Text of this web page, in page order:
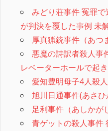
みどり荘事件 冤罪
が判決を覆した事例 未
厚真猟銃事件（あつ
悪魔の詩訳者殺人事
レベーターホールで起
愛知豊明母子4人殺
旭川日通事件(あさ
足利事件（あしかが
青ゲットの殺人事件